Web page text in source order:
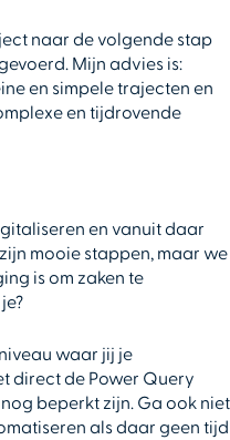
naar de volgende stap
Mijn advies is:
en simpele trajecten en
en tijdrovende
en vanuit daar
mooie stappen, maar we
is om zaken te
waar jij je
direct de Power Query
beperkt zijn. Ga ook niet
als daar geen tijd